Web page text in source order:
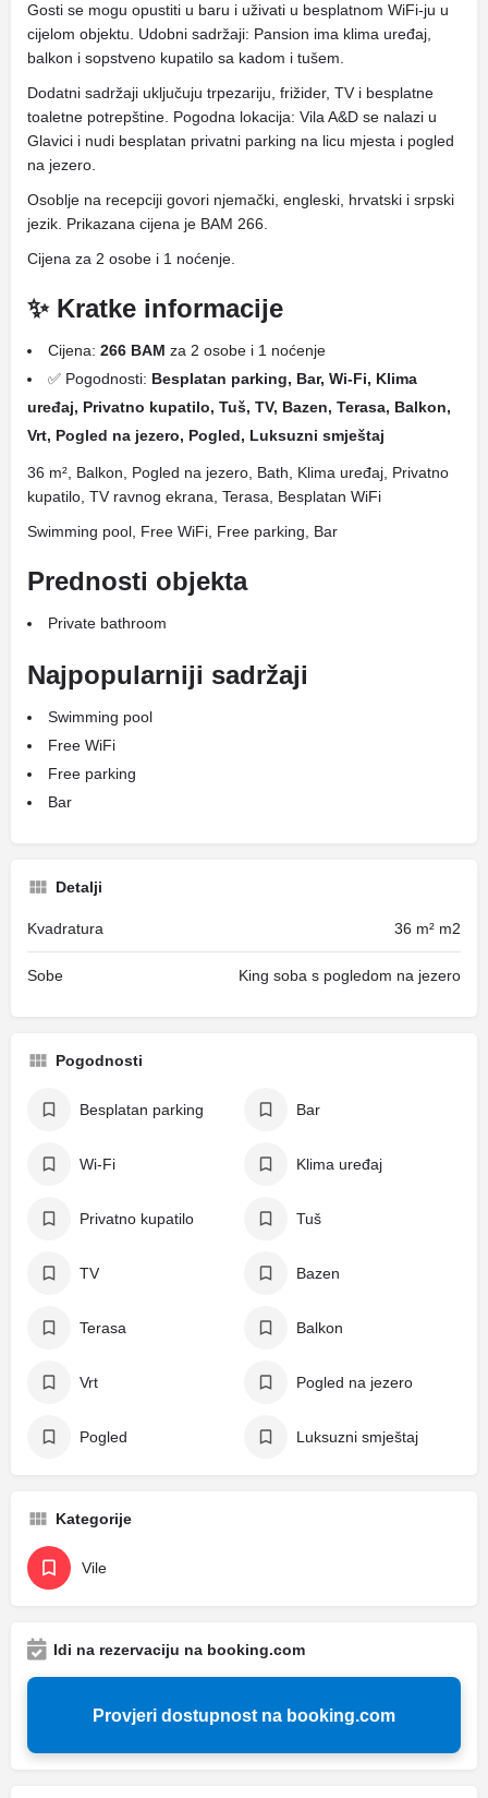
Gosti se mogu opustiti u baru i uživati ​​u besplatnom WiFi-ju u
cijelom objektu. Udobni sadržaji: Pansion ima klima uređaj,
balkon i sopstveno kupatilo sa kadom i tušem.
Dodatni sadržaji uključuju trpezariju, frižider, TV i besplatne
toaletne potrepštine. Pogodna lokacija: Vila A&D se nalazi u
Glavici i nudi besplatan privatni parking na licu mjesta i pogled
na jezero.
Osoblje na recepciji govori njemački, engleski, hrvatski i srpski
jezik. Prikazana cijena je BAM 266.
Cijena za 2 osobe i 1 noćenje.
✨ Kratke informacije
Cijena: 266 BAM za 2 osobe i 1 noćenje
✅ Pogodnosti: Besplatan parking, Bar, Wi-Fi, Klima
uređaj, Privatno kupatilo, Tuš, TV, Bazen, Terasa, Balkon,
Vrt, Pogled na jezero, Pogled, Luksuzni smještaj
36 m², Balkon, Pogled na jezero, Bath, Klima uređaj, Privatno
kupatilo, TV ravnog ekrana, Terasa, Besplatan WiFi
Swimming pool, Free WiFi, Free parking, Bar
Prednosti objekta
Private bathroom
Najpopularniji sadržaji
Swimming pool
Free WiFi
Free parking
Bar
Detalji
Kvadratura 36 m² m2
Sobe King soba s pogledom na jezero
Pogodnosti
Besplatan parking Bar
Wi-Fi Klima uređaj
Privatno kupatilo Tuš
TV Bazen
Terasa Balkon
Vrt Pogled na jezero
Pogled Luksuzni smještaj
Kategorije
Vile
Idi na rezervaciju na booking.com
Provjeri dostupnost na booking.com